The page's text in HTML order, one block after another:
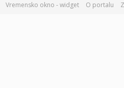
Vremensko okno - widget O portalu